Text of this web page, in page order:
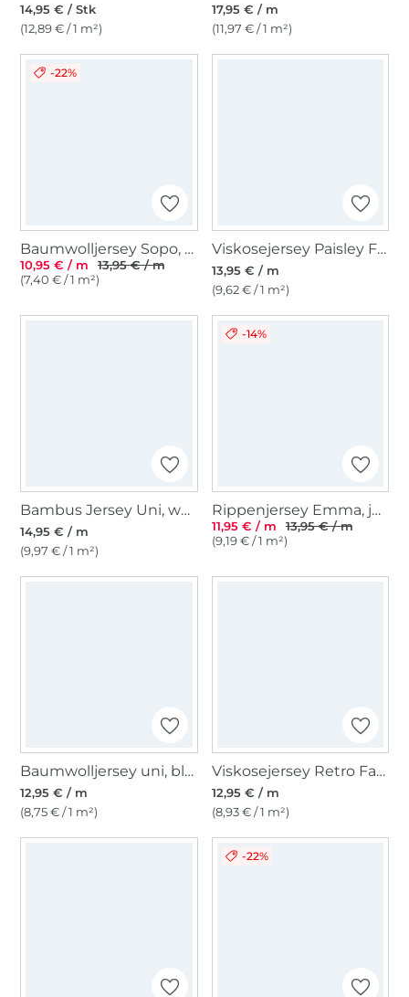
14,95 € / Stk
(12,89 € / 1 m²)
17,95 € / m
(11,97 € / 1 m²)
-22%
Baumwolljersey Sopo, marine
10,95 € / m
13,95 € / m
(7,40 € / 1 m²)
Viskosejersey Paisley Flowers, orange
13,95 € / m
(9,62 € / 1 m²)
Bambus Jersey Uni, wollweiß
14,95 € / m
(9,97 € / 1 m²)
-14%
Rippenjersey Emma, jeansblau
11,95 € / m
13,95 € / m
(9,19 € / 1 m²)
Baumwolljersey uni, blaupetrol
12,95 € / m
(8,75 € / 1 m²)
Viskosejersey Retro Fans, pink
12,95 € / m
(8,93 € / 1 m²)
-22%